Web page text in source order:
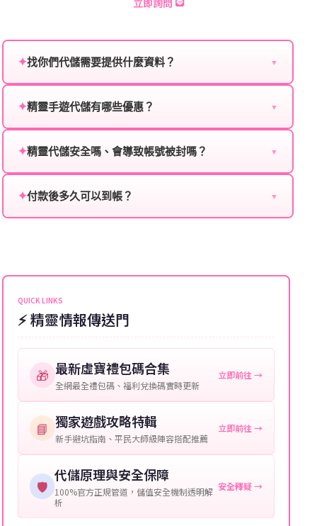
立即詢問
✦找你們代儲需要提供什麼資料？ ▼
服：
角色名稱：您遊戲中的角色名稱。
等級：角色的當前等級。
提供這些信息能幫助我們更快地處理您的代儲需求，確
保您盡享遊戲樂趣！
✦精靈手遊代儲有哪些優惠？ ▼
贈送、大額儲值優惠及節日限定活動，儲值最低6折
✦精靈代儲安全嗎、會導致帳號被封嗎？ ▼
單，不使用外掛程式、非法點數或異常儲值管道。您獲
✦付款後多久可以到帳？ ▼
可直接聯絡客服查詢訂單進度。
QUICK LINKS
⚡ 精靈情報傳送門
🎁 最新虛寶禮包碼合集
全網最全禮包碼、福利兌換碼實時更新
立即前往 →
📘 獨家遊戲攻略特輯
新手避坑指南、平民大師級陣容搭配推薦
立即前往 →
🛡️
代儲原理與安全保障
100%官方正規管道，儲值安全機制透明解
析
安全釋疑 →